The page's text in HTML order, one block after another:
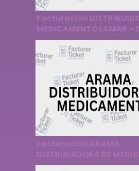
Facturación
MEDICAMENTO LAMAR
Factura
Facturación ARAMA
DISTRIBUIDORA DE
– Descargar Factura